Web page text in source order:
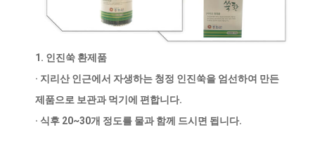
1. 인진쑥 환제품
· 지리산 인근에서 자생하는 청정 인진쑥을 엄선하여 만든
제품으로 보관과 먹기에 편합니다.
· 식후 20~30개 정도를 물과 함께 드시면 됩니다.